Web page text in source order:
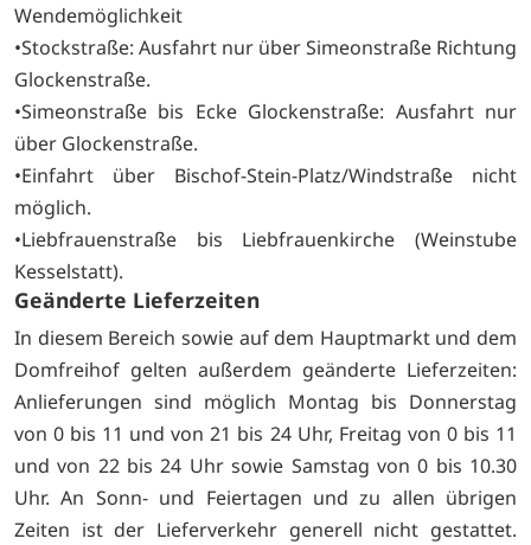
Wendemöglichkeit
•Stockstraße: Ausfahrt nur über Simeonstraße Richtung
Glockenstraße.
•Simeonstraße bis Ecke Glockenstraße: Ausfahrt nur
über Glockenstraße.
•Einfahrt über Bischof-Stein-Platz/Windstraße nicht
möglich.
•Liebfrauenstraße bis Liebfrauenkirche (Weinstube
Kesselstatt).
Geänderte Lieferzeiten
In diesem Bereich sowie auf dem Hauptmarkt und dem
Domfreihof gelten außerdem geänderte Lieferzeiten:
Anlieferungen sind möglich Montag bis Donnerstag
von 0 bis 11 und von 21 bis 24 Uhr, Freitag von 0 bis 11
und von 22 bis 24 Uhr sowie Samstag von 0 bis 10.30
Uhr. An Sonn- und Feiertagen und zu allen übrigen
Zeiten ist der Lieferverkehr generell nicht gestattet.